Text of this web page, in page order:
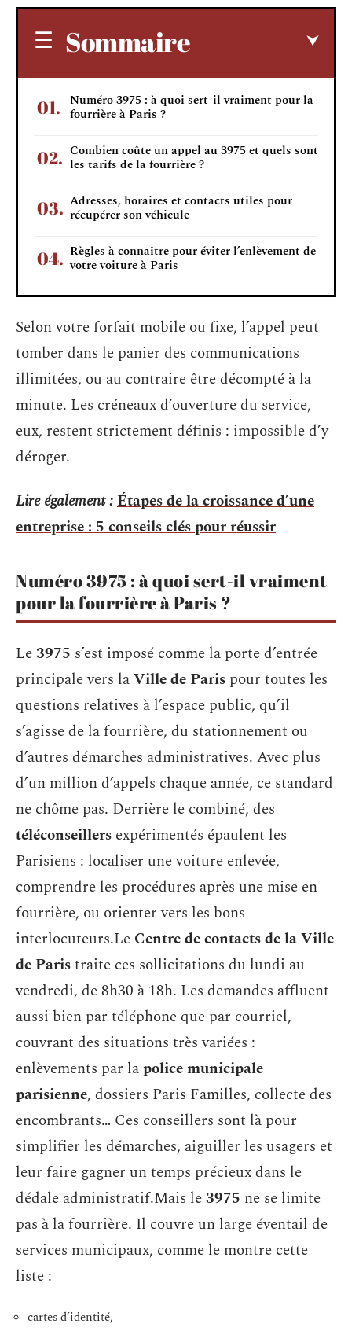
Sommaire
Numéro 3975 : à quoi sert-il vraiment pour la
fourrière à Paris ?
Combien coûte un appel au 3975 et quels sont
les tarifs de la fourrière ?
Adresses, horaires et contacts utiles pour
récupérer son véhicule
Règles à connaître pour éviter l’enlèvement de
votre voiture à Paris
Selon votre forfait mobile ou fixe, l’appel peut
tomber dans le panier des communications
illimitées, ou au contraire être décompté à la
minute. Les créneaux d’ouverture du service,
eux, restent strictement définis : impossible d’y
déroger.
Lire également :Étapes de la croissance d’une
entreprise : 5 conseils clés pour réussir
Numéro 3975 : à quoi sert-il vraiment
pour la fourrière à Paris ?
Le3975 s’est imposé comme la porte d’entrée
principale vers laVille de Paris pour toutes les
questions relatives à l’espace public, qu’il
s’agisse de la fourrière, du stationnement ou
d’autres démarches administratives. Avec plus
d’un million d’appels chaque année, ce standard
ne chôme pas. Derrière le combiné, des
téléconseillers expérimentés épaulent les
Parisiens : localiser une voiture enlevée,
comprendre les procédures après une mise en
fourrière, ou orienter vers les bons
interlocuteurs.Le Centre de contacts de la Ville
de Paristraite ces sollicitations du lundi au
vendredi, de 8h30 à 18h. Les demandes affluent
aussi bien par téléphone que par courriel,
couvrant des situations très variées :
enlèvements par lapolice municipale
parisienne, dossiers Paris Familles, collecte des
encombrants… Ces conseillers sont là pour
simplifier les démarches, aiguiller les usagers et
leur faire gagner un temps précieux dans le
dédale administratif.Mais le3975 ne se limite
pas à la fourrière. Il couvre un large éventail de
services municipaux, comme le montre cette
liste :
cartes d’identité,